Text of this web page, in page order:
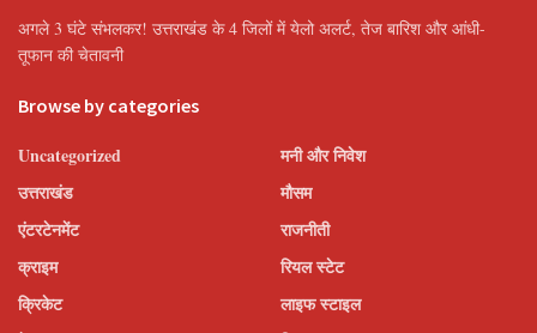
अगले 3 घंटे संभलकर! उत्तराखंड के 4 जिलों में येलो अलर्ट, तेज बारिश और आंधी-
तूफान की चेतावनी
Browse by categories
Uncategorized
उत्तराखंड
एंटरटेनमेंट
क्राइम
क्रिकेट
मनी और निवेश
मौसम
राजनीती
रियल स्टेट
लाइफ स्टाइल